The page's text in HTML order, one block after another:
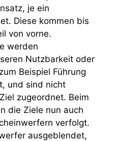
je ein
Diese kommen bis
von vorne.
werden
Nutzbarkeit oder
Beispiel Führung
und sind nicht
zugeordnet. Beim
die Ziele nun auch
verfolgt.
ausgeblendet,